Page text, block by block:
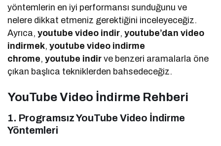
yöntemlerin en iyi performansı sunduğunu ve
nelere dikkat etmeniz gerektiğini inceleyeceğiz.
Ayrıca,youtube video indir,youtube’dan video
indirmek,youtube video indirme
chrome,youtube indir ve benzeri aramalarla öne
çıkan başlıca tekniklerden bahsedeceğiz.
YouTube Video İndirme Rehberi
1. Programsız YouTube Video İndirme
Yöntemleri